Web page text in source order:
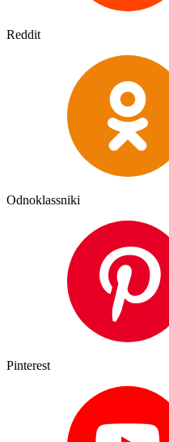
Reddit
Odnoklassniki
Pinterest